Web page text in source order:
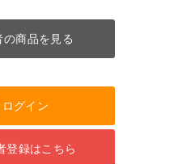
の商品を見る
ログイン
登録はこちら